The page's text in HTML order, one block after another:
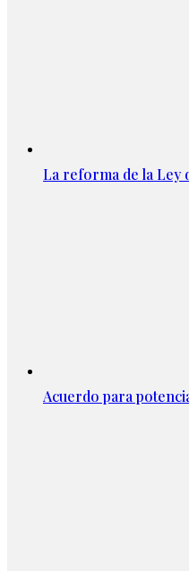
La reforma de la Ley
Acuerdo para